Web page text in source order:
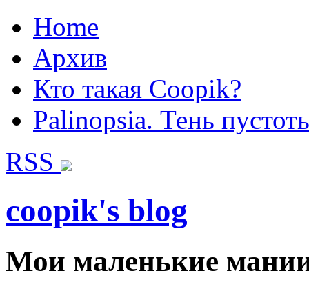
Home
Архив
Кто такая Coopik?
Palinopsia. Тень
RSS
coopik's blog
Мои маленькие